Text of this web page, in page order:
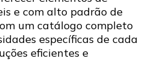
e com alto padrão de
um catálogo completo
específicas de cada
eficientes e